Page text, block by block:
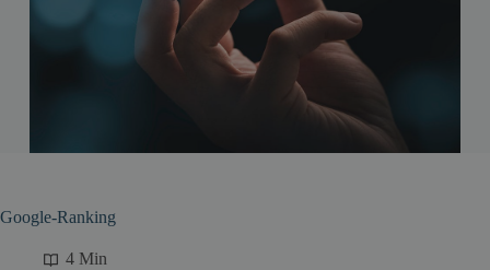
Google-Ranking
4 Min